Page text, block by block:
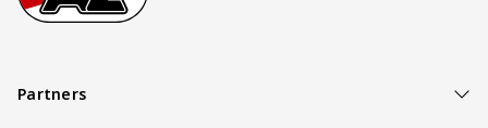
Partners